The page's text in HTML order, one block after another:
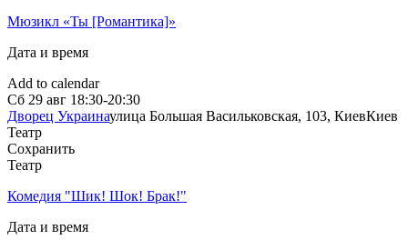
Мюзикл «Ты [Романтика]»
Дата и время
Add to calendar
Сб 29 авг 18:30-20:30
Дворец Украинаулица Большая Васильковская, 103, КиевКиев
Театр
Сохранить
Театр
Комедия "Шик! Шок! Брак!"
Дата и время